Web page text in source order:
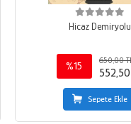
Hicaz Demiryolu
%15
650,00
Sepete Ekle